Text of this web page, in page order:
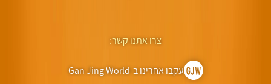
צרו אתנו קשר:
עקבו אחרינו ב-Gan Jing World